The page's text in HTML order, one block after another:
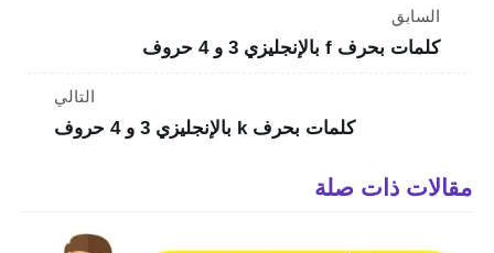
السابق
كلمات بحرف f بالإنجليزي 3 و 4 حروف
التالي
كلمات بحرف k بالإنجليزي 3 و 4 حروف
مقالات ذات صلة